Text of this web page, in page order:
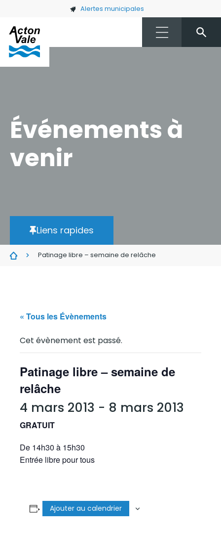
Skip to main content Alertes municipales
Événements à
venir
Liens rapides
Patinage libre – semaine de relâche
« Tous les Évènements
Cet évènement est passé.
Patinage libre – semaine de
relâche
4 mars 2013 - 8 mars 2013
GRATUIT
De 14h30 à 15h30
Entrée libre pour tous
Ajouter au calendrier